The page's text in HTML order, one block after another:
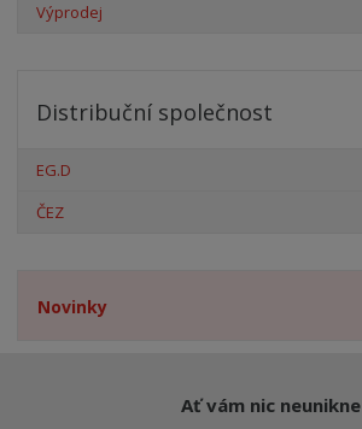
Výprodej
Distribuční společnost
EG.D
ČEZ
Novinky
Ať vám nic neunikne